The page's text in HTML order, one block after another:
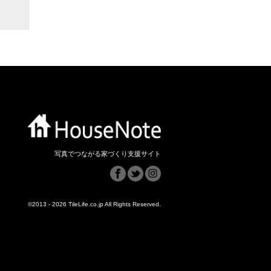
写真でつながる家づくり支援サイト
©2013 - 2026 TileLife.co.jp All Rights Reserved.